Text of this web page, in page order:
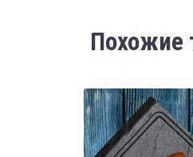
Похожие